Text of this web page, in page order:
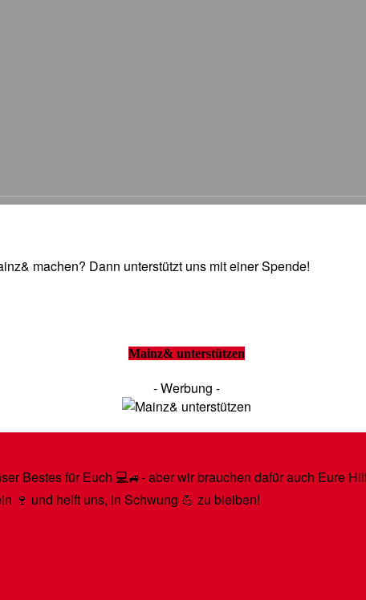
machen? Dann unterstützt uns mit einer Spende!
Mainz& unterstützen
- Werbung -
Bestes für Euch 💻🚙- aber wir brauchen dafür auch Eure
🍷 und helft uns, in Schwung 💪 zu bleiben!